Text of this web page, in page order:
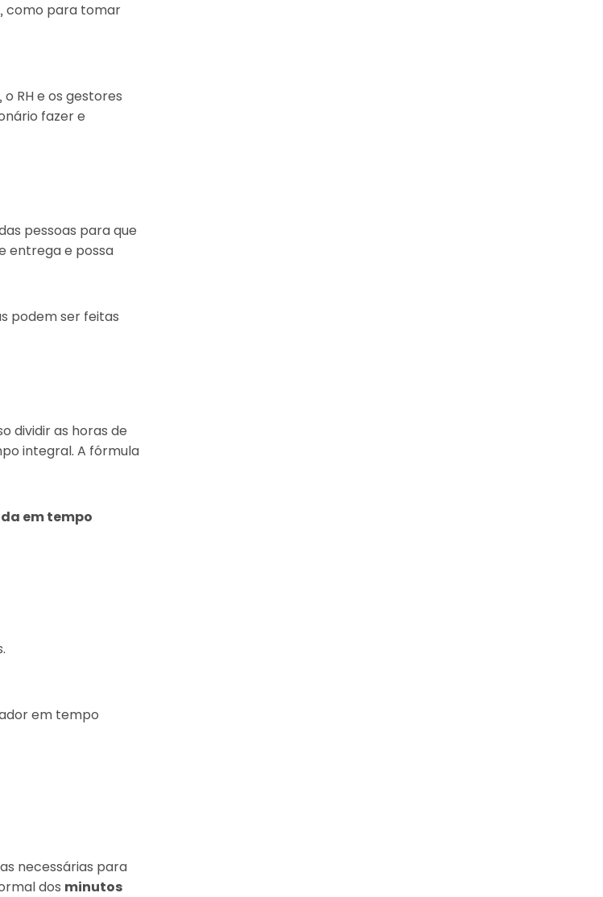
como para tomar
RH e os gestores
fazer e
pessoas para que
entrega e possa
podem ser feitas
dividir as horas de
integral. A fórmula
em tempo
em tempo
necessárias para
dos minutos